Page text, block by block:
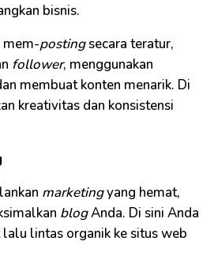
bisnis.
mem-postingsecara teratur,
follower, menggunakan
membuat konten menarik. Di
kreativitas dan konsistensi
marketingyang hemat,
blogAnda. Di sini Anda
lintas organik ke situs web